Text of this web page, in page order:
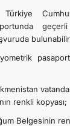
renkli kopyası;
Belgesinin